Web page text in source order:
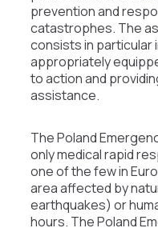
prevention and
catastrophes. The
consists in particular
appropriately
to action and
assistance.
The Poland
only medical rapid
one of the few in
area affected by
earthquakes) or
hours. The Poland